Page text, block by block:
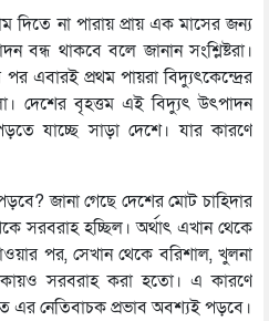
দিতে না পারায় প্রায় এক মাসের জন্য
বন্ধ থাকবে বলে জানান সংশ্লিষ্টরা।
এবারই প্রথম পায়রা বিদ্যুৎকেন্দ্রের
দেশের বৃহত্তম এই বিদ্যুৎ উৎপাদন
যাচ্ছে সাড়া দেশে। যার কারণে
জানা গেছে দেশের মোট চাহিদার
সরবরাহ হচ্ছিল। অর্থাৎ এখান থেকে
পর, সেখান থেকে বরিশাল, খুলনা
সরবরাহ করা হতো। এ কারণে
এর নেতিবাচক প্রভাব অবশ্যই পড়বে।